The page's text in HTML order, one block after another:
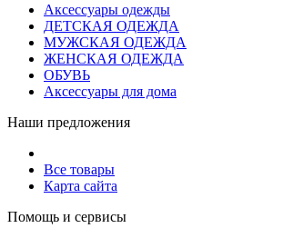
Аксессуары одежды
ДЕТСКАЯ ОДЕЖДА
МУЖСКАЯ ОДЕЖДА
ЖЕНСКАЯ ОДЕЖДА
ОБУВЬ
Аксессуары для дома
Наши предложения
Все товары
Карта сайта
Помощь и сервисы